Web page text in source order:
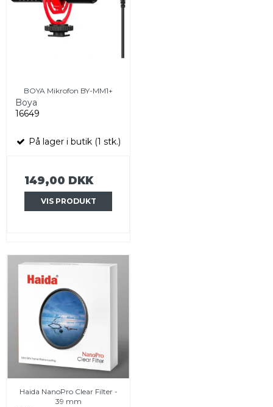
BOYA Mikrofon BY-MM1+
Boya
16649
På lager i butik (1 stk.)
149,00 DKK
VIS PRODUKT
Haida NanoPro Clear Filter -
39 mm